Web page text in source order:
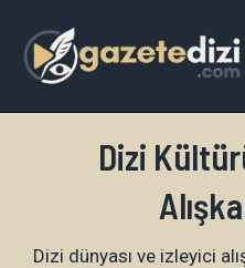
atla
Dizi
Dizi dünyası ve izleyici